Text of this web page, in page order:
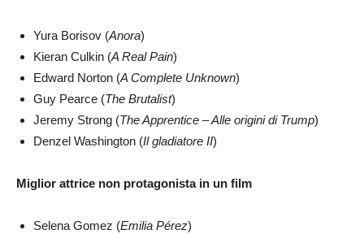
Yura Borisov (Anora)
Kieran Culkin (A Real Pain)
Edward Norton (A Complete Unknown)
Guy Pearce (The Brutalist)
Jeremy Strong (The Apprentice – Alle origini di Trump)
Denzel Washington (Il gladiatore II)
Miglior attrice non protagonista in un film
Selena Gomez (Emilia Pérez)